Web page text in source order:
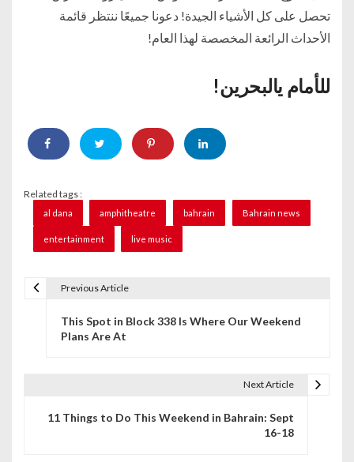
تحصل على كل الأشياء الجيدة! دعونا جميعًا ننتظر قائمة
الأحداث الرائعة المخصصة لهذا العام!
للأمام يالبحرين!
Related tags :
al dana amphitheatre bahrain Bahrain news
entertainment live music
Previous Article
This Spot in Block 338 Is Where Our Weekend
Plans Are At
Next Article
11 Things to Do This Weekend in Bahrain: Sept
16-18